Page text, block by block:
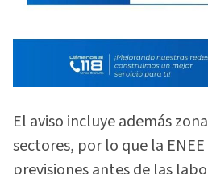
El aviso incluye además
sectores, por lo que la